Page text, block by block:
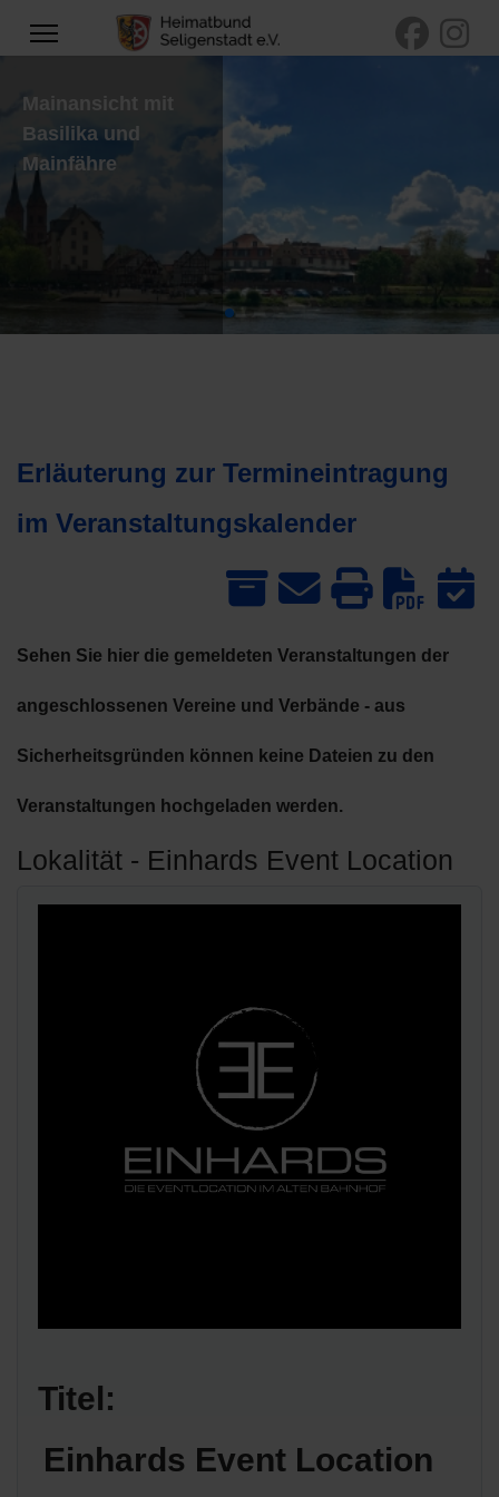
Mainansicht mit
Basilika und
Mainfähre
Erläuterung zur Termineintragung
im Veranstaltungskalender
Sehen Sie hier die gemeldeten Veranstaltungen der
angeschlossenen Vereine und Verbände - aus
Sicherheitsgründen können keine Dateien zu den
Veranstaltungen hochgeladen werden.
Lokalität - Einhards Event Location
Titel:
Einhards Event Location